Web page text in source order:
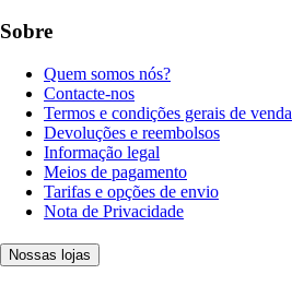
Sobre
Quem somos nós?
Contacte-nos
Termos e condições gerais de venda
Devoluções e reembolsos
Informação legal
Meios de pagamento
Tarifas e opções de envio
Nota de Privacidade
Nossas lojas